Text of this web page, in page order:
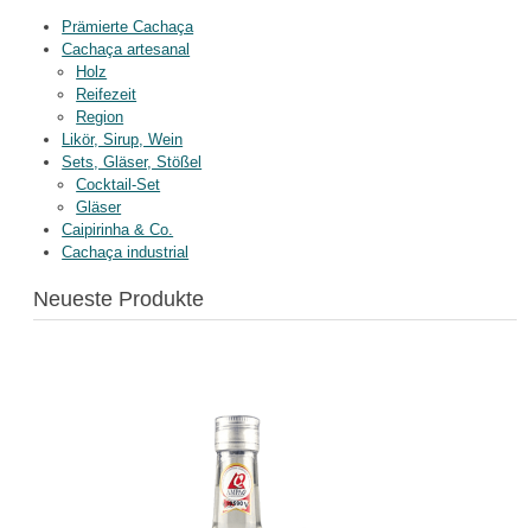
Prämierte Cachaça
Cachaça artesanal
Holz
Reifezeit
Region
Likör, Sirup, Wein
Sets, Gläser, Stößel
Cocktail-Set
Gläser
Caipirinha & Co.
Cachaça industrial
Neueste Produkte